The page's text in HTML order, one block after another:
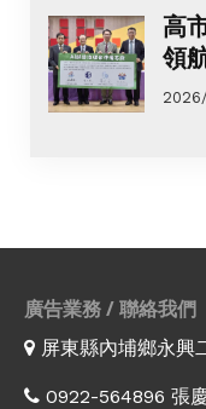
高
領
廣告業務 / 聯絡我們
屏東縣內埔鄉永興
0922-564896 張